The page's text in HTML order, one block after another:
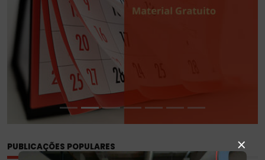
PUBLICAÇÕES POPULARES ×